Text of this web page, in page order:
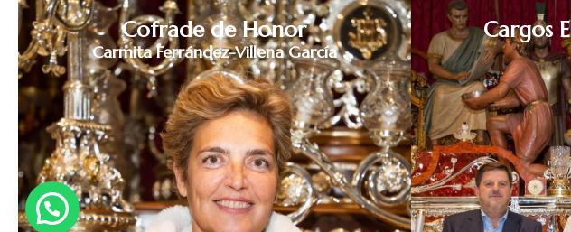
Carmita Ferrández-Villena García
Cofrade de Honor Cargos